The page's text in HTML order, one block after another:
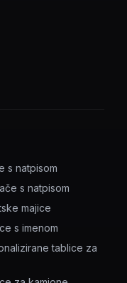
s natpisom
s natpisom
majice
s imenom
tablice za